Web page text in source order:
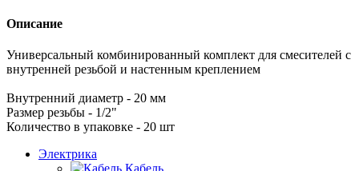
Описание
Универсальный комбинированный комплект для смесителей с
внутренней резьбой и настенным креплением
Внутренний диаметр - 20 мм
Размер резьбы - 1/2"
Количество в упаковке - 20 шт
Электрика
Кабель